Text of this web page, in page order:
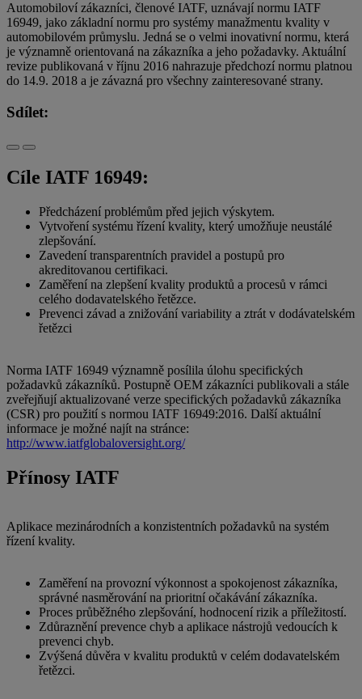
Automobiloví zákazníci, členové IATF, uznávají normu IATF
16949, jako základní normu pro systémy manažmentu kvality v
automobilovém průmyslu. Jedná se o velmi inovativní normu, která
je významně orientovaná na zákazníka a jeho požadavky. Aktuální
revize publikovaná v říjnu 2016 nahrazuje předchozí normu platnou
do 14.9. 2018 a je závazná pro všechny zainteresované strany.
Sdílet:
Cíle IATF 16949:
Předcházení problémům před jejich výskytem.
Vytvoření systému řízení kvality, který umožňuje neustálé
zlepšování.
Zavedení transparentních pravidel a postupů pro
akreditovanou certifikaci.
Zaměření na zlepšení kvality produktů a procesů v rámci
celého dodavatelského řetězce.
Prevenci závad a znižování variability a ztrát v dodávatelském
řetězci
Norma IATF 16949 významně posílila úlohu specifických
požadavků zákazníků. Postupně OEM zákazníci publikovali a stále
zveřejňují aktualizované verze specifických požadavků zákazníka
(CSR) pro použití s normou IATF 16949:2016. Další aktuální
informace je možné najít na stránce:
http://www.iatfglobaloversight.org/
Přínosy IATF
Aplikace mezinárodních a konzistentních požadavků na systém
řízení kvality.
Zaměření na provozní výkonnost a spokojenost zákazníka,
správné nasměrování na prioritní očakávání zákazníka.
Proces průběžného zlepšování, hodnocení rizik a příležitostí.
Zdůraznění prevence chyb a aplikace nástrojů vedoucích k
prevenci chyb.
Zvýšená důvěra v kvalitu produktů v celém dodavatelském
řetězci.